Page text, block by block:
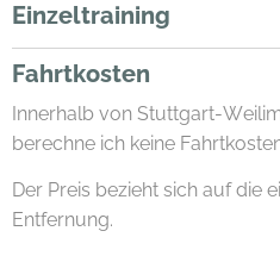
Einzeltraining
Fahrtkosten
Innerhalb von Stuttgart-
berechne ich keine
Der Preis bezieht sich auf die
Entfernung.